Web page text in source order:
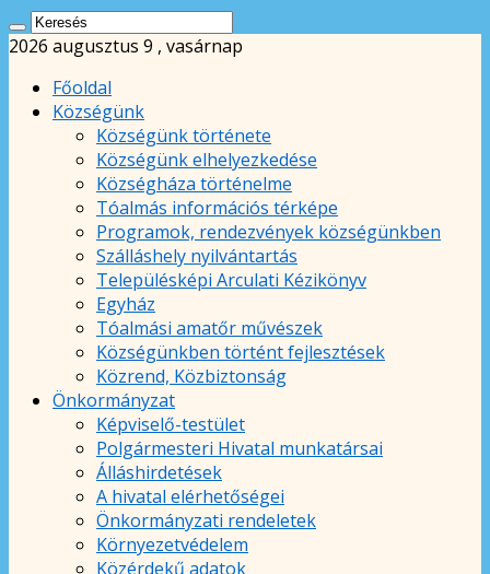
2026 augusztus 9 , vasárnap
Főoldal
Községünk
Községünk története
Községünk elhelyezkedése
Községháza történelme
Tóalmás információs térképe
Programok, rendezvények községünkben
Szálláshely nyilvántartás
Településképi Arculati Kézikönyv
Egyház
Tóalmási amatőr művészek
Községünkben történt fejlesztések
Közrend, Közbiztonság
Önkormányzat
Képviselő-testület
Polgármesteri Hivatal munkatársai
Álláshirdetések
A hivatal elérhetőségei
Önkormányzati rendeletek
Környezetvédelem
Közérdekű adatok